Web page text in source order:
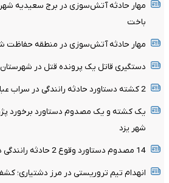
مهار حادثه آتش‌سوزی در برج سعیدیه
باخت
مهار حادثه آتش‌سوزی در منطقه حفاظت
دستگیری قاتل یک پرونده قتل در شهرستان
2 کشته دستاورد حادثه رانندگی در سراب عباس‌آباد شهرستان شازند
یک کشته و یک مصدوم دستاورد برخورد
شهر یزد
14 مصدوم دستاورد وقوع 2 حادثه رانندگی در محدوده پل سریز
انهدام تیم تروریستی در مرز دشتیاری؛